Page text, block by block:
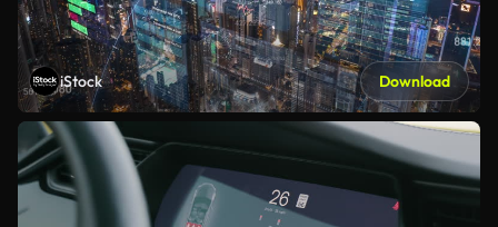
iStock Download